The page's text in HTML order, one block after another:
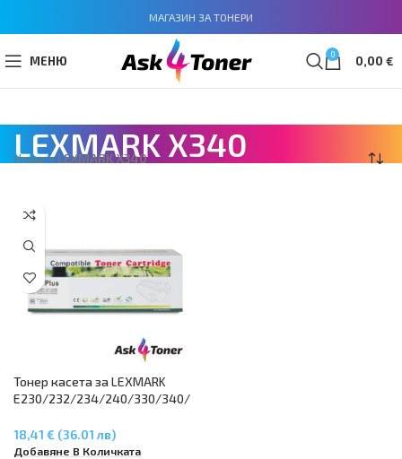
МАГАЗИН ЗА ТОНЕРИ
МЕНЮ 0 0,00 €
LEXMARK X340
Home»LEXMARK X340
Тонер касета за LEXMARK
E230/232/234/240/330/340/
18,41 € (36.01 лв)
Добавяне В Количката